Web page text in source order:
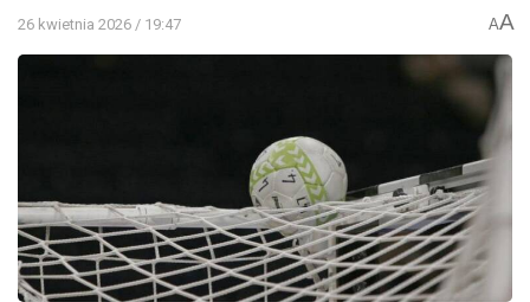
26 kwietnia 2026 / 19:47 AA